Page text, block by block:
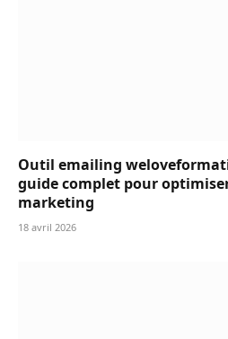
Outil emailing
guide complet pour
marketing
18 avril 2026